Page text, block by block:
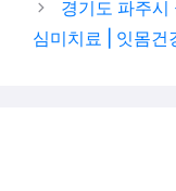
경기도 파주시
심미치료 | 잇몸건